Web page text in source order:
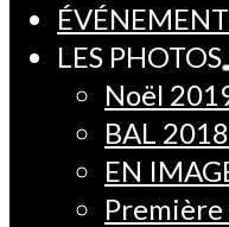
LES PHOTOS
Noël
BAL 2018
EN